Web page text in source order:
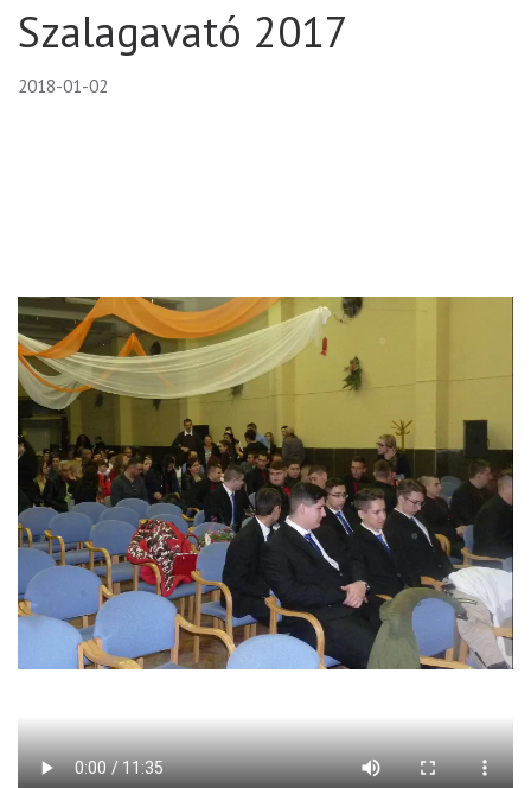
Szalagavató 2017
2018-01-02